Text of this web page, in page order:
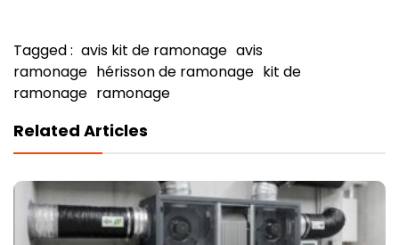
Tagged : avis kit de ramonage avis
ramonage hérisson de ramonage kit de
ramonage ramonage
Related Articles